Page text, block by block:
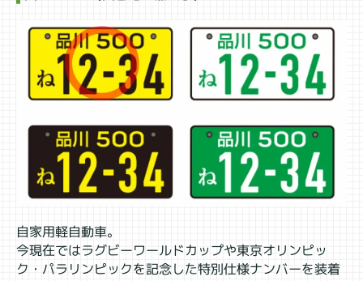
自家用軽自動車。
今現在ではラグビーワールドカップや東京オリンピッ
ク・パラリンピックを記念した特別仕様ナンバーを装着